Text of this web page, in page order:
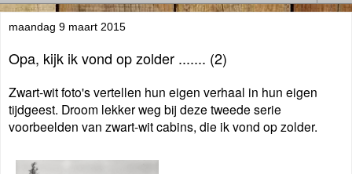
maandag 9 maart 2015
Opa, kijk ik vond op zolder ....... (2)
Zwart-wit foto's vertellen hun eigen verhaal in hun eigen
tijdgeest. Droom lekker weg bij deze tweede serie
voorbeelden van zwart-wit cabins, die ik vond op zolder.